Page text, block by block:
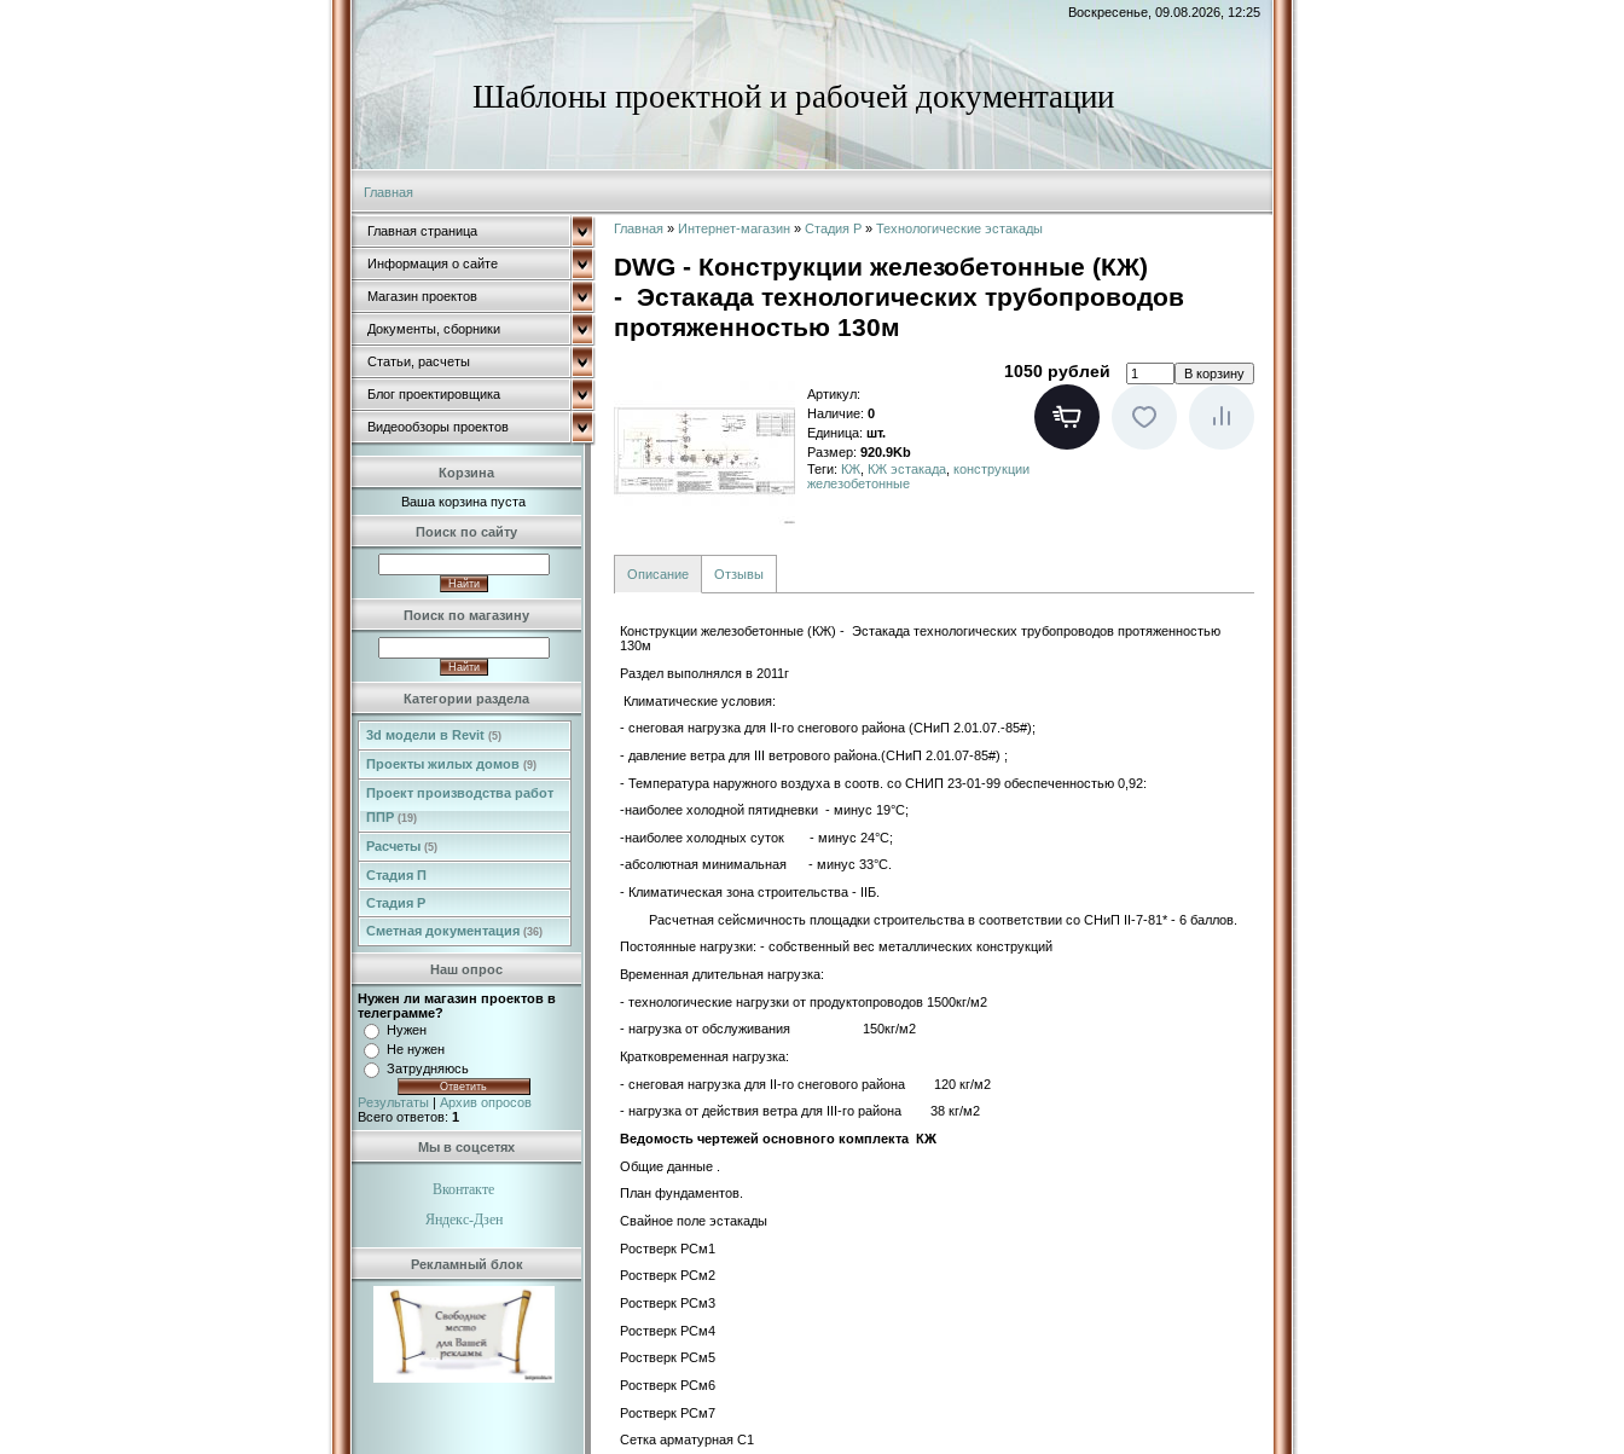
Воскресенье, 09.08.2026, 12:25
Шаблоны проектной и рабочей документации
Главная
Главная страница
Информация о сайте
Магазин проектов
Документы, сборники
Статьи, расчеты
Блог проектировщика
Видеообзоры проектов
Корзина
Ваша корзина пуста
Поиск по сайту
Поиск по магазину
Категории раздела
3d модели в Revit (5)
Проекты жилых домов (9)
Проект производства работ
ППР (19)
Расчеты (5)
Стадия П
Стадия Р
Сметная документация (36)
Наш опрос
Нужен ли магазин проектов в
телеграмме?
Нужен
Не нужен
Затрудняюсь
Результаты | Архив опросов
Всего ответов: 1
Мы в соцсетях
Вконтакте
Яндекс-Дзен
Рекламный блок
Главная » Интернет-магазин » Стадия Р » Технологические эстакады
DWG - Конструкции железобетонные (КЖ)
- Эстакада технологических трубопроводов
протяженностью 130м
1050 рублей
Артикул:
Наличие: 0
Единица: шт.
Размер: 920.9Kb
Теги: КЖ КЖ эстакада конструкции
железобетонные
Описание Отзывы
Конструкции железобетонные (КЖ) - Эстакада технологических трубопроводов протяженностью
130м
Раздел выполнялся в 2011г
Климатические условия:
- снеговая нагрузка для II-го снегового района (СНиП 2.01.07.-85#);
- давление ветра для III ветрового района.(СНиП 2.01.07-85#) ;
- Температура наружного воздуха в соотв. со СНИП 23-01-99 обеспеченностью 0,92:
-наиболее холодной пятидневки - минус 19°С;
-наиболее холодных суток - минус 24°С;
-абсолютная минимальная - минус 33°С.
- Климатическая зона строительства - IIБ.
Расчетная сейсмичность площадки строительства в соответствии со СНиП II-7-81* - 6 баллов.
Постоянные нагрузки: - собственный вес металлических конструкций
Временная длительная нагрузка:
- технологические нагрузки от продуктопроводов 1500кг/м2
- нагрузка от обслуживания 150кг/м2
Кратковременная нагрузка:
- снеговая нагрузка для II-го снегового района 120 кг/м2
- нагрузка от действия ветра для III-го района 38 кг/м2
Ведомость чертежей основного комплекта КЖ
Общие данные .
План фундаментов.
Свайное поле эстакады
Ростверк РСм1
Ростверк РСм2
Ростверк РСм3
Ростверк РСм4
Ростверк РСм5
Ростверк РСм6
Ростверк РСм7
Сетка арматурная С1